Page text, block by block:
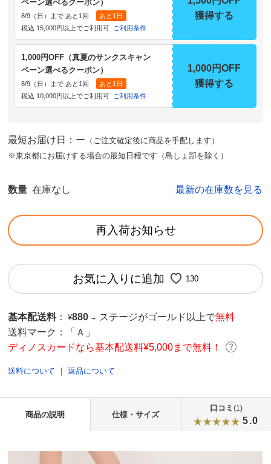
ペーン選べるクーポン）
8/9（日）まで あと1回
あと1日
税込 15,000円以上でご利用可
ご利用条件
獲得する
1,000円OFF（真夏のサンクスキャン
ペーン選べるクーポン）
8/9（日）まで あと1回
あと1日
税込 10,000円以上でご利用可
ご利用条件
1,000円OFF
獲得する
最短お届け日：ー （ご注文確定後に商品を手配します）
※東京都にお届けする場合の最短日程です（島しょ部を除く）
数量 在庫なし 最新の在庫数を見る
再入荷お知らせ
お気に入りに追加 130
基本配送料 ： ¥880 → ステージがゴールド以上で無料
送料マーク：
「Ａ」
ディノスカードなら基本配送料¥5,000まで無料！
送料について ｜返品について
商品の説明 仕様・サイズ
口コミ (1)
5.0